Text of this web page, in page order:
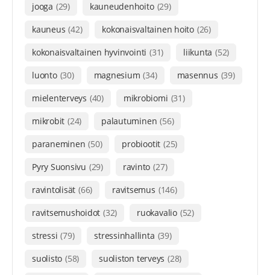
jooga (29) kauneudenhoito (29)
kauneus (42) kokonaisvaltainen hoito (26)
kokonaisvaltainen hyvinvointi (31) liikunta (52)
luonto (30) magnesium (34) masennus (39)
mielenterveys (40) mikrobiomi (31)
mikrobit (24) palautuminen (56)
paraneminen (50) probiootit (25)
Pyry Suonsivu (29) ravinto (27)
ravintolisät (66) ravitsemus (146)
ravitsemushoidot (32) ruokavalio (52)
stressi (79) stressinhallinta (39)
suolisto (58) suoliston terveys (28)